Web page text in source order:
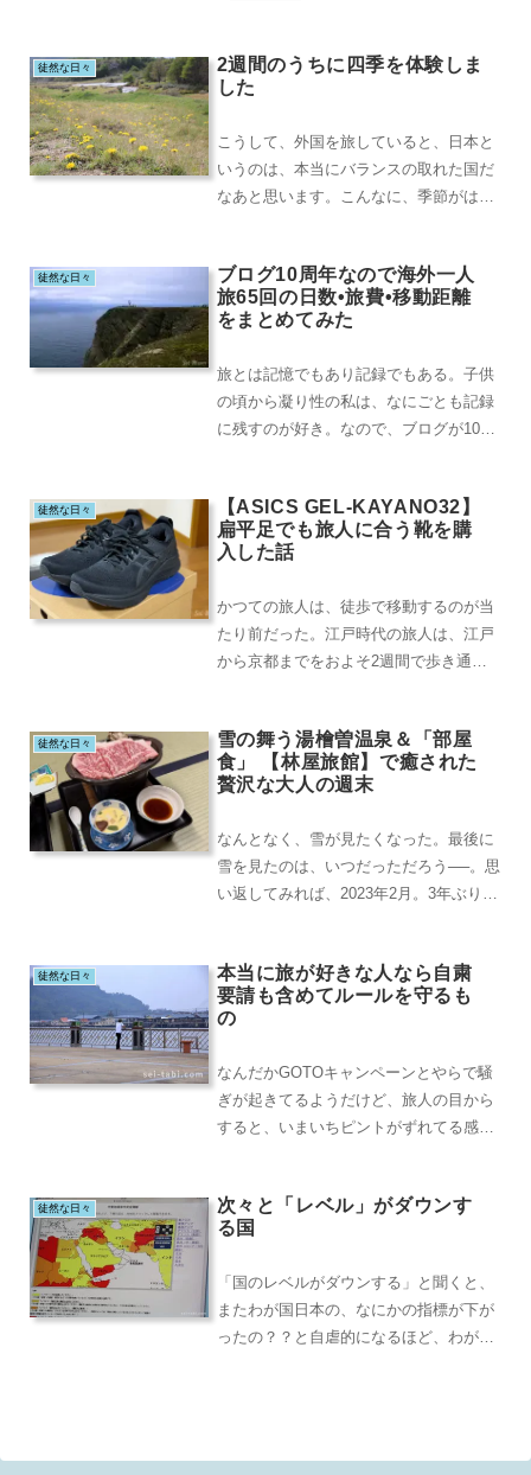
徒然な日々
2週間のうちに四季を体験しま
した
こうして、外国を旅していると、日本と
いうのは、本当にバランスの取れた国だ
なあと思います。こんなに、季節がはっ
徒然な日々
ブログ10周年なので海外一人
旅65回の日数•旅費•移動距離
をまとめてみた
旅とは記憶でもあり記録でもある。子供
の頃から凝り性の私は、なにごとも記録
に残すのが好き。なので、ブログが10年
徒然な日々
【ASICS GEL-KAYANO32】
扁平足でも旅人に合う靴を購
入した話
かつての旅人は、徒歩で移動するのが当
たり前だった。江戸時代の旅人は、江戸
から京都までをおよそ2週間で歩き通し
徒然な日々
雪の舞う湯檜曽温泉＆「部屋
食」 【林屋旅館】で癒された
贅沢な大人の週末
なんとなく、雪が見たくなった。最後に
雪を見たのは、いつだっただろう──。思
い返してみれば、2023年2月。3年ぶりに
徒然な日々
本当に旅が好きな人なら自粛
要請も含めてルールを守るも
の
なんだかGOTOキャンペーンとやらで騒
ぎが起きてるようだけど、旅人の目から
すると、いまいちピントがずれてる感は
徒然な日々
次々と「レベル」がダウンす
る国
「国のレベルがダウンする」と聞くと、
またわが国日本の、なにかの指標が下が
ったの？？と自虐的になるほど、わが国